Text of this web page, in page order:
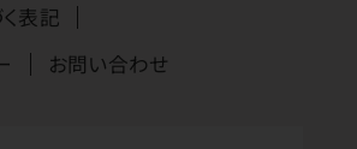
表記
お問い合わせ